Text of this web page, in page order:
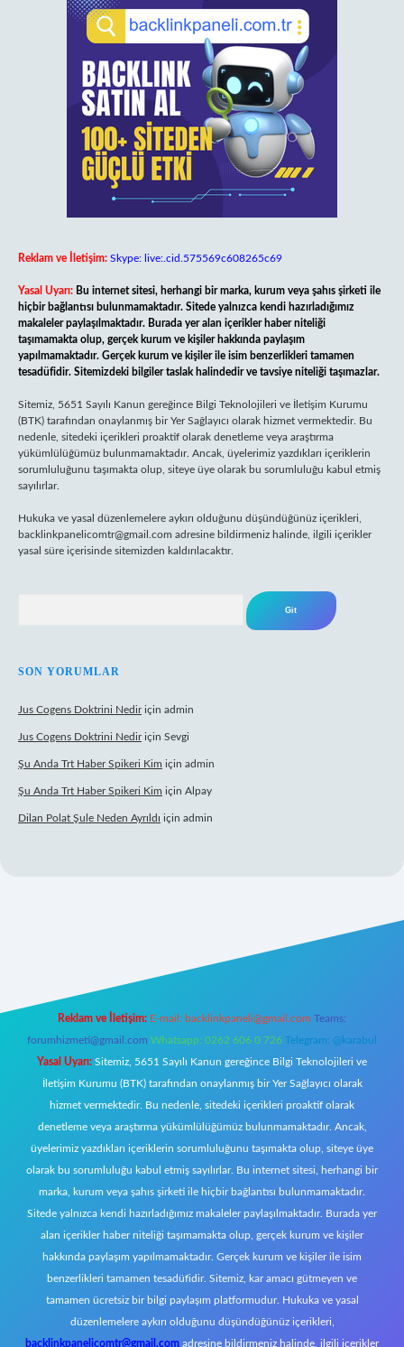
Reklam ve İletişim: Skype: live:.cid.575569c608265c69
Yasal Uyarı: Bu internet sitesi, herhangi bir marka, kurum veya şahıs şirketi ile
hiçbir bağlantısı bulunmamaktadır. Sitede yalnızca kendi hazırladığımız
makaleler paylaşılmaktadır. Burada yer alan içerikler haber niteliği
taşımamakta olup, gerçek kurum ve kişiler hakkında paylaşım
yapılmamaktadır. Gerçek kurum ve kişiler ile isim benzerlikleri tamamen
tesadüfidir. Sitemizdeki bilgiler taslak halindedir ve tavsiye niteliği taşımazlar.
Sitemiz, 5651 Sayılı Kanun gereğince Bilgi Teknolojileri ve İletişim Kurumu
(BTK) tarafından onaylanmış bir Yer Sağlayıcı olarak hizmet vermektedir. Bu
nedenle, sitedeki içerikleri proaktif olarak denetleme veya araştırma
yükümlülüğümüz bulunmamaktadır. Ancak, üyelerimiz yazdıkları içeriklerin
sorumluluğunu taşımakta olup, siteye üye olarak bu sorumluluğu kabul etmiş
sayılırlar.
Hukuka ve yasal düzenlemelere aykırı olduğunu düşündüğünüz içerikleri,
backlinkpanelicomtr@gmail.com adresine bildirmeniz halinde, ilgili içerikler
yasal süre içerisinde sitemizden kaldırılacaktır.
SON YORUMLAR
Jus Cogens Doktrini Nediriçin admin
Jus Cogens Doktrini Nediriçin Sevgi
Şu Anda Trt Haber Spikeri Kim için admin
Şu Anda Trt Haber Spikeri Kim için Alpay
Dilan Polat Şule Neden Ayrıldı için admin
Reklam ve İletişim: E-mail: backlinkpaneli@gmail.com Teams:
forumhizmeti@gmail.com Whatsapp: 0262 606 0 726 Telegram: @karabul
Yasal Uyarı: Sitemiz, 5651 Sayılı Kanun gereğince Bilgi Teknolojileri ve
İletişim Kurumu (BTK) tarafından onaylanmış bir Yer Sağlayıcı olarak
hizmet vermektedir. Bu nedenle, sitedeki içerikleri proaktif olarak
denetleme veya araştırma yükümlülüğümüz bulunmamaktadır. Ancak,
üyelerimiz yazdıkları içeriklerin sorumluluğunu taşımakta olup, siteye üye
olarak bu sorumluluğu kabul etmiş sayılırlar. Bu internet sitesi, herhangi bir
marka, kurum veya şahıs şirketi ile hiçbir bağlantısı bulunmamaktadır.
Sitede yalnızca kendi hazırladığımız makaleler paylaşılmaktadır. Burada yer
alan içerikler haber niteliği taşımamakta olup, gerçek kurum ve kişiler
hakkında paylaşım yapılmamaktadır. Gerçek kurum ve kişiler ile isim
benzerlikleri tamamen tesadüfidir. Sitemiz, kar amacı gütmeyen ve
tamamen ücretsiz bir bilgi paylaşım platformudur. Hukuka ve yasal
düzenlemelere aykırı olduğunu düşündüğünüz içerikleri,
backlinkpanelicomtr@gmail.com adresine bildirmeniz halinde, ilgili içerikler